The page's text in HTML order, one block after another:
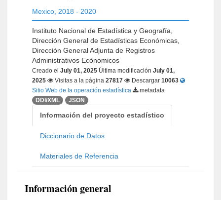
Mexico 2018 - 2020
Instituto Nacional de Estadística y Geografía,
Dirección General de Estadísticas Económicas,
Dirección General Adjunta de Registros
Administrativos Ecónomicos
Creado el July 01, 2025 Última modificación July 01,
2025
Visitas a la página 27817 Descargar 10063
Sitio Web de la operación estadística
metadata
DDI/XML
JSON
Información del proyecto estadístico
Diccionario de Datos
Materiales de Referencia
Información general